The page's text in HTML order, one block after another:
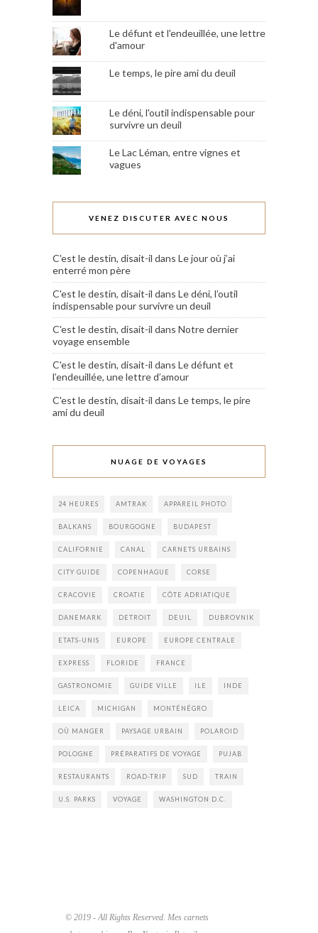
Le défunt et l'endeuillée, une lettre
d'amour
Le temps, le pire ami du deuil
Le déni, l'outil indispensable pour
survivre un deuil
Le Lac Léman, entre vignes et
vagues
VENEZ DISCUTER AVEC NOUS
C'est le destin, disait-il dans Le jour où j’ai
enterré mon père
C'est le destin, disait-il dans Le déni, l’outil
indispensable pour survivre un deuil
C'est le destin, disait-il dans Notre dernier
voyage ensemble
C'est le destin, disait-il dans Le défunt et
l’endeuillée, une lettre d’amour
C'est le destin, disait-il dans Le temps, le pire
ami du deuil
NUAGE DE VOYAGES
24 HEURES AMTRAK APPAREIL PHOTO
BALKANS BOURGOGNE BUDAPEST
CALIFORNIE CANAL CARNETS URBAINS
CITY GUIDE COPENHAGUE CORSE
CRACOVIE CROATIE CÔTE ADRIATIQUE
DANEMARK DETROIT DEUIL DUBROVNIK
ETATS-UNIS EUROPE EUROPE CENTRALE
EXPRESS FLORIDE FRANCE
GASTRONOMIE GUIDE VILLE ILE INDE
LEICA MICHIGAN MONTÉNÉGRO
OÙ MANGER PAYSAGE URBAIN POLAROID
POLOGNE PRÉPARATIFS DE VOYAGE PUJAB
RESTAURANTS ROAD-TRIP SUD TRAIN
U.S. PARKS VOYAGE WASHINGTON D.C.
© 2019 - All Rights Reserved. Mes carnets